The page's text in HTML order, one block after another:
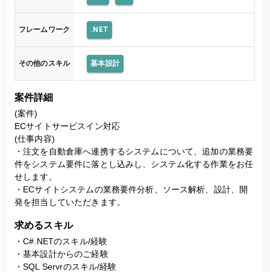
フレームワーク .NET
その他のスキル 基本設計
案件詳細
(案件)
ECサイトサービスイン対応
(仕事内容)
・注文を自動倉庫へ連携するシステムについて、追加の業務要
件をシステム要件に落とし込みし、システム化する作業をお任
せします。
・ECサイトシステムの業務要件分析、ソース解析、設計、開
求めるスキル
・C#.NETのスキル/経験
・基本設計からのご経験
・SQL Servrのスキル/経験